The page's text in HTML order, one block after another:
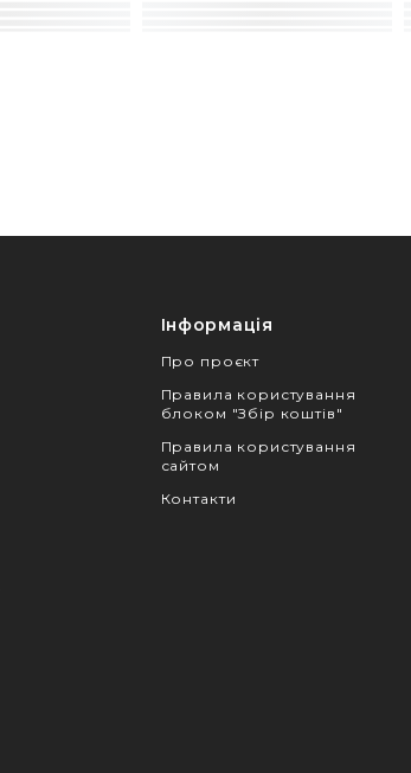
Інформація
Про проєкт
Правила користування
блоком "Збір коштів"
Правила користування
сайтом
Контакти